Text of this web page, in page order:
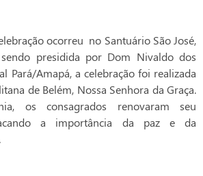
ocorreu no Santuário São José,
presidida por Dom Nivaldo dos
Pará/Amapá, a celebração foi realizada
de Belém, Nossa Senhora da Graça.
os consagrados renovaram seu
a importância da paz e da